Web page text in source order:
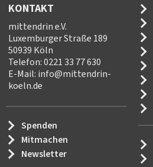
KONTAKT
mittendrin e.V.
Luxemburger Straße 189
50939 Köln
Telefon: 0221 33 77 630
E-Mail: info@mittendrin-
koeln.de
Spenden
Mitmachen
Newsletter